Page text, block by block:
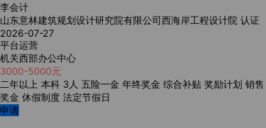
李会计
山东意林建筑规划设计研究院有限公司西海岸工程设计院 认证
2026-07-27
平台运营
机关西部办公中心
3000-5000元
二年以上 本科 3人 五险一金 年终奖金 综合补贴 奖励计划 销售
奖金 休假制度 法定节假日
申请